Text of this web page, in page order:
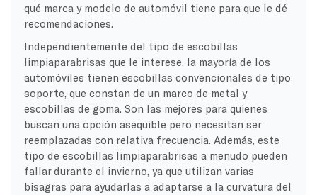
qué marca y modelo de automóvil tiene para que le dé
recomendaciones.
Independientemente del tipo de escobillas
limpiaparabrisas que le interese, la mayoría de los
automóviles tienen escobillas convencionales de tipo
soporte, que constan de un marco de metal y
escobillas de goma. Son las mejores para quienes
buscan una opción asequible pero necesitan ser
reemplazadas con relativa frecuencia. Además, este
tipo de escobillas limpiaparabrisas a menudo pueden
fallar durante el invierno, ya que utilizan varias
bisagras para ayudarlas a adaptarse a la curvatura del